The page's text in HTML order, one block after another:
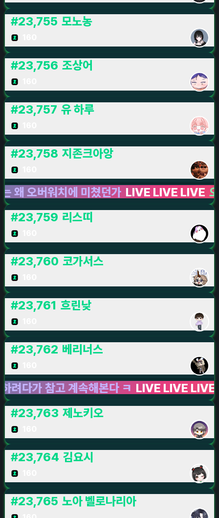
#23,755 모노농
#23,756 조상어
#23,757 유 하루
#23,758 지존크아앙
버워치에 미쳤던가 LIVE LIVE LIVE 오버워
#23,759 리스띠
#23,760 코가서스
#23,761 흐린낮
#23,762 베리너스
참고 계속해본다 ㅋ LIVE LIVE LIVE 세피
#23,763 제노키오
#23,764 김요시
#23,765 노아 벨로나리아